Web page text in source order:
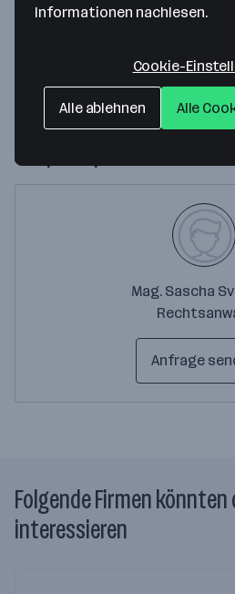
Krugerstrasse 13
Ansprechperson
Mag. Sascha
Anfrage
Folgende Firmen könnten
interessieren
Informationen nachlesen.
Cookie-
Alle ablehnen Alle